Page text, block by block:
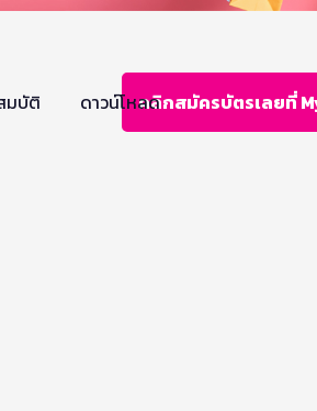
บัติ ดาวน์โหลดคลิกสมัครบัตรเลยที่